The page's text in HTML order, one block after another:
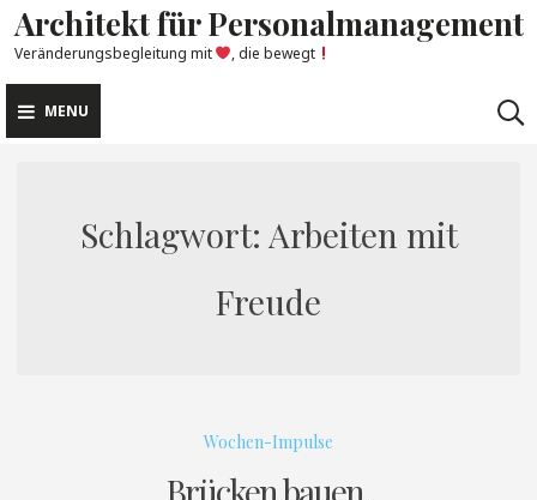
Skip
to
content
Architekt für Personalmanagement
Veränderungsbegleitung mit , die bewegt
MENU
Schlagwort: Arbeiten mit
Freude
Wochen-Impulse
Brücken bauen.